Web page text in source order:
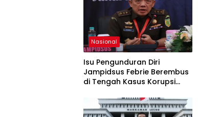
Nasional
Isu Pengunduran Diri
Jampidsus Febrie Berembus
di Tengah Kasus Korupsi